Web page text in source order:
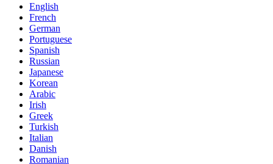
English
French
German
Portuguese
Spanish
Russian
Japanese
Korean
Arabic
Irish
Greek
Turkish
Italian
Danish
Romanian